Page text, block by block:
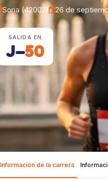
Soria (42002) 26 de
SALIDA EN
J−50
Información de la carrera